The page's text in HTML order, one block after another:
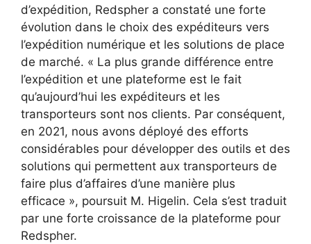
d’expédition, Redspher a constaté une forte
évolution dans le choix des expéditeurs vers
l’expédition numérique et les solutions de place
de marché. « La plus grande différence entre
l’expédition et une plateforme est le fait
qu’aujourd’hui les expéditeurs et les
transporteurs sont nos clients. Par conséquent,
en 2021, nous avons déployé des efforts
considérables pour développer des outils et des
solutions qui permettent aux transporteurs de
faire plus d’affaires d’une manière plus
efficace », poursuit M. Higelin. Cela s’est traduit
par une forte croissance de la plateforme pour
Redspher.